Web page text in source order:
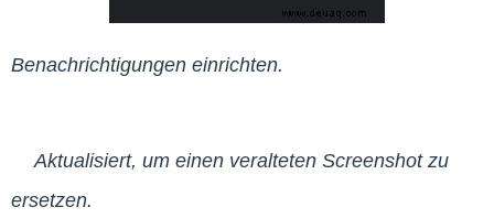
Benachrichtigungen einrichten.
Aktualisiert, um einen veralteten Screenshot zu
ersetzen.